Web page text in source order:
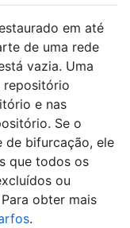
em até
de uma rede
vazia. Uma
repositório
e nas
Se o
de bifurcação, ele
que todos os
ou
obter mais
.